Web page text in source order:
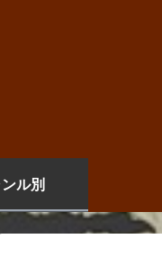
ル別